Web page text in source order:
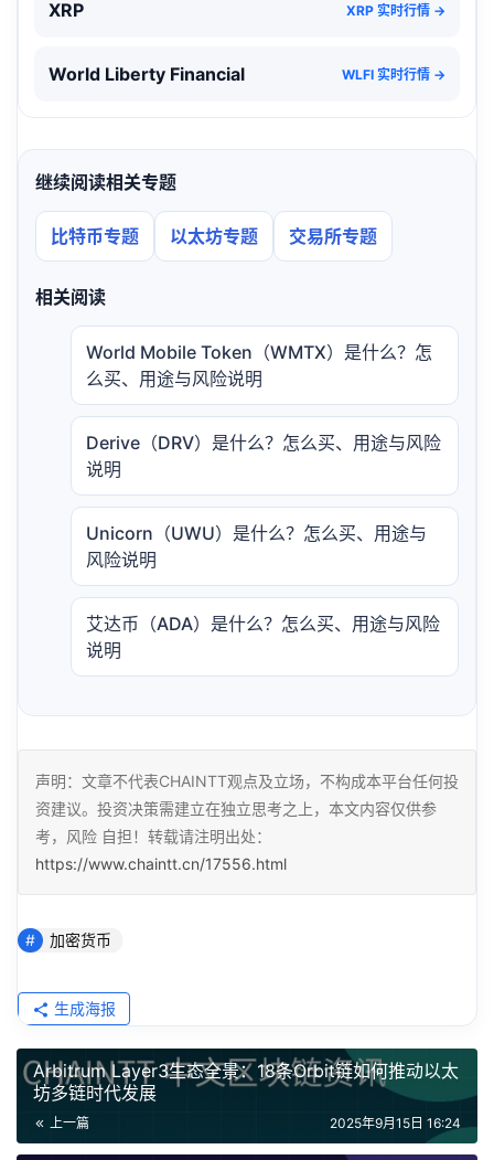
XRP XRP 实时行情 →
World Liberty Financial WLFI 实时行情 →
继续阅读相关专题
比特币专题 以太坊专题 交易所专题
相关阅读
World Mobile Token（WMTX）是什么？怎
么买、用途与风险说明
Derive（DRV）是什么？怎么买、用途与风险
说明
Unicorn（UWU）是什么？怎么买、用途与
风险说明
艾达币（ADA）是什么？怎么买、用途与风险
说明
声明：文章不代表CHAINTT观点及立场，不构成本平台任何投
资建议。投资决策需建立在独立思考之上，本文内容仅供参
考，风险 自担！转载请注明出处：
https://www.chaintt.cn/17556.html
加密货币
生成海报
Arbitrum Layer3生态全景：18条Orbit链如何推动以太
坊多链时代发展
上一篇 2025年9月15日 16:24